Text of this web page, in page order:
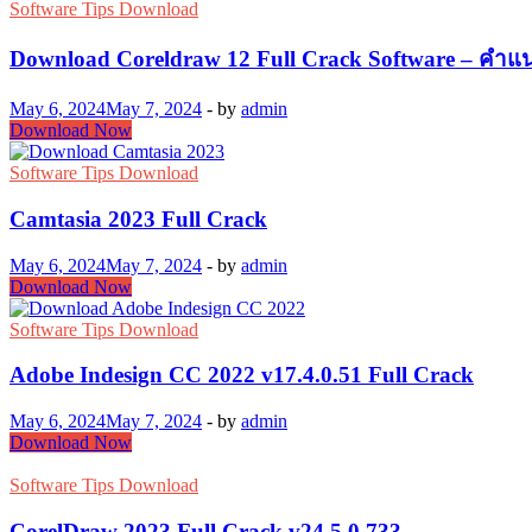
✅
2012
Full
Crack
Version
2024
Software Tips Download
Download Coreldraw 12 Full Crack Software – คำ
May 6, 2024May 7, 2024 - by admin
Download
Coreldraw
12
Crack
Software
–
คำ
แนะนำ
ใน
การ
ตั้ง
Download Now
Software Tips Download
Camtasia 2023 Full Crack
May 6, 2024May 7, 2024 - by admin
Camtasia
2023
Full
Download Now
Software Tips Download
Adobe Indesign CC 2022 v17.4.0.51 Full Crack
May 6, 2024May 7, 2024 - by admin
Adobe
CC
v17.4.0.51
Download Now
Software Tips Download